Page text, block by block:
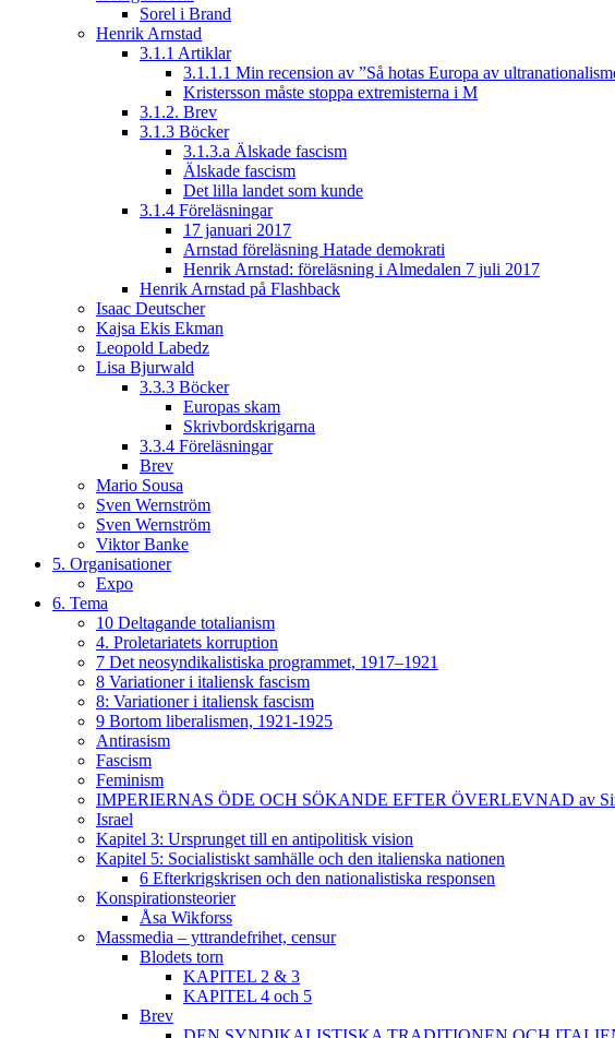
Sorel i Brand
Henrik Arnstad
3.1.1 Artiklar
3.1.1.1 Min recension av ”Så hotas Europa av
Kristersson måste stoppa extremisterna i M
3.1.2. Brev
3.1.3 Böcker
3.1.3.a Älskade fascism
Älskade fascism
Det lilla landet som kunde
3.1.4 Föreläsningar
17 januari 2017
Arnstad föreläsning Hatade demokrati
Henrik Arnstad: föreläsning i Almedalen 7 juli 2017
Henrik Arnstad på Flashback
Isaac Deutscher
Kajsa Ekis Ekman
Leopold Labedz
Lisa Bjurwald
3.3.3 Böcker
Europas skam
Skrivbordskrigarna
3.3.4 Föreläsningar
Brev
Mario Sousa
Sven Wernström
Sven Wernström
Viktor Banke
5. Organisationer
Expo
6. Tema
10 Deltagande totalianism
4. Proletariatets korruption
7 Det neosyndikalistiska programmet, 1917–1921
8 Variationer i italiensk fascism
8: Variationer i italiensk fascism
9 Bortom liberalismen, 1921-1925
Antirasism
Fascism
Feminism
IMPERIERNAS ÖDE OCH SÖKANDE EFTER ÖVERLEVNAD av
Israel
Kapitel 3: Ursprunget till en antipolitisk vision
Kapitel 5: Socialistiskt samhälle och den italienska nationen
6 Efterkrigskrisen och den nationalistiska responsen
Konspirationsteorier
Åsa Wikforss
Massmedia – yttrandefrihet, censur
Blodets torn
KAPITEL 2 & 3
KAPITEL 4 och 5
Brev